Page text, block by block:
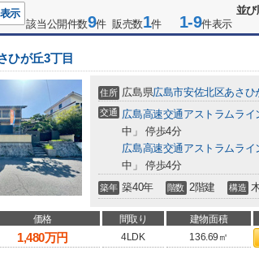
並び
示
該当公開件数9件 販売数1件 1-9件表示
ひが丘3丁目
住所 広島県広島市安佐北区あさひ
交通 広島高速交通アストラムライ
中」 停歩4分
広島高速交通アストラムライ
中」 停歩4分
築年 築40年 階数 2階建 構造
価格 間取り 建物面積
1,480万円 4LDK 136.69㎡